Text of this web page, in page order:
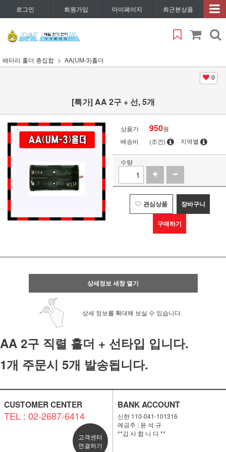
로그인 회원가입 마이페이지 최근본상품
배터리 홀더 총집합 AA(UM-3)홀더
0
[특가] AA 2구 + 선, 5개
상품가 950원
배송비
(조건) 지역별
수량
관심상품 장바구니
구매하기
상세정보 새창 열기
상세 정보를 확대해 보실 수 있습니다.
AA 2구 직렬 홀더 + 선타입 입니다.
1개 주문시 5개 발송됩니다.
CUSTOMER CENTER
TEL : 02-2687-6414
고객센터
연결하기
BANK ACCOUNT
신한 110-041-101316
예금주 : 윤 석 규
**감 사 합 니 다 **